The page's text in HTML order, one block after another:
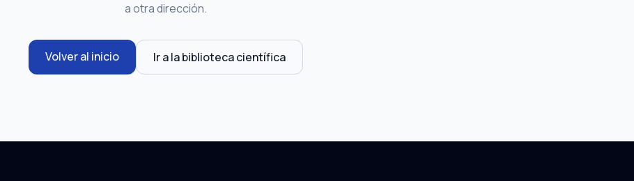
a otra dirección.
Volver al inicio Ir a la biblioteca científica